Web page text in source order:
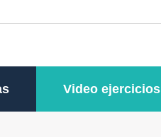
Video ejercicios